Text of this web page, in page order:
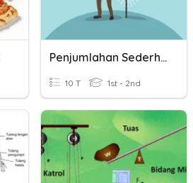
Penjumlahan Sederhana TK B
10 T 1st - 2nd